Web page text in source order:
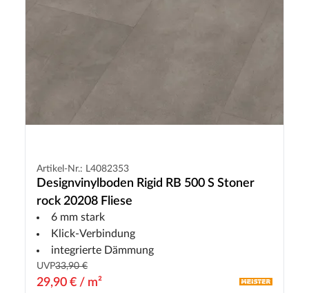
Artikel-Nr.: L4082353
Designvinylboden Rigid RB 500 S Stoner
rock 20208 Fliese
6 mm stark
Klick-Verbindung
integrierte Dämmung
UVP33,90 €
29,90 € / m²